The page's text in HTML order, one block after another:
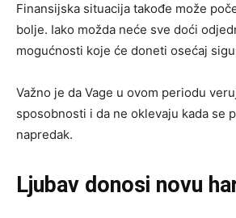
Finansijska situacija takođe može
bolje. Iako možda neće sve doći
mogućnosti koje će doneti osećaj
Važno je da Vage u ovom periodu
sposobnosti i da ne oklevaju kada se
napredak.
Ljubav donosi novu